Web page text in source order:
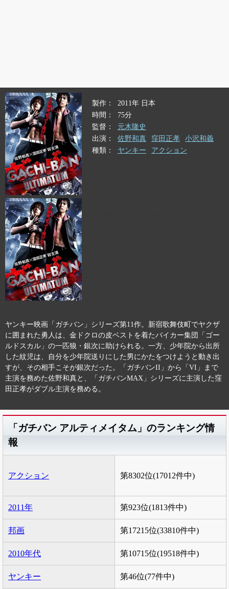
製作
2011年 日本
時間
75分
監督
元木隆史
出演
佐野和真 窪田正孝
小沢和義
種類
ヤンキー アクション
ヤンキー映画「ガチバン」シリーズ第11作。新宿歌舞伎町でヤクザ
に囲まれた勇人は、金ドクロの皮ベストを着たバイカー集団「ゴー
ルドスカル」の一匹狼・銀次に助けられる。一方、少年院から出所
した紋児は、自分を少年院送りにした男にかたをつけようと動き出
すが、その相手こそが銀次だった。「ガチバンII」から「VI」まで
主演を務めた佐野和真と、「ガチバンMAX」シリーズに主演した窪
田正孝がダブル主演を務める。
「ガチバン アルティメイタム」のランキング情
報
アクション 第8302位(17012件中)
2011年 第923位(1813件中)
邦画 第17215位(33810件中)
2010年代 第10715位(19518件中)
ヤンキー 第46位(77件中)